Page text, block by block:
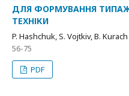
ДЛЯ ФОРМУВАННЯ
ТЕХНІКИ
P. Hashchuk, S. Vojtkiv, B. Kurach
56-75
PDF